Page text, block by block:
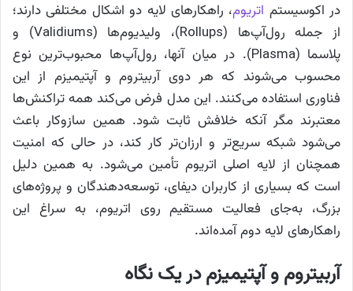
در اکوسیستم اتریوم، راهکارهای لایه دو اشکال مختلفی دارند؛
از جمله رول‌آپ‌ها (Rollups)، ولیدیوم‌ها (Validiums) و
پلاسما (Plasma). در میان آنها، رول‌آپ‌ها محبوب‌ترین نوع
محسوب می‌شوند که هر دوی آربیتروم و آپتیمیزم از این
فناوری استفاده می‌کنند. این مدل فرض می‌کند همه تراکنش‌ها
معتبرند مگر آنکه خلافش ثابت شود. همین سازوکار باعث
می‌شود شبکه سریع‌تر و ارزان‌تر کار کند، در حالی که امنیت
همچنان از لایه اصلی اتریوم تأمین می‌شود. به همین دلیل
است که بسیاری از کاربران دیفای، توسعه‌دهندگان و پروژه‌های
بزرگ، به‌جای فعالیت مستقیم روی اتریوم، به سراغ این
راهکارهای لایه‌ دوم آمده‌اند.
آربیتروم و آپتیمیزم در یک نگاه